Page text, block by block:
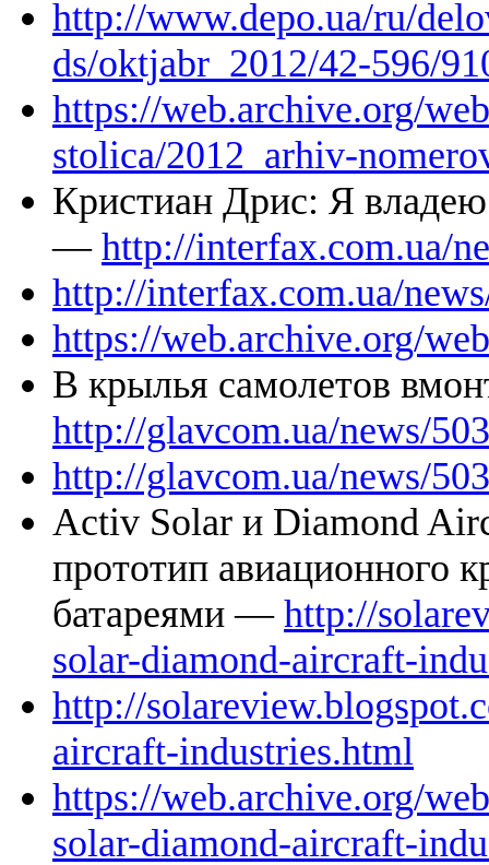
http://www.depo.ua/ru/
ds/oktjabr_2012/42-596/
https://web.archive.org/
stolica/2012_arhiv-
Кристиан Дрис: Я
— http://interfax.com.ua/
http://interfax.com.ua/
https://web.archive.org/
В крылья самолетов
http://glavcom.ua/news/
http://glavcom.ua/news/
Activ Solar и Diamond
прототип авиационного
батареями — http://
solar-diamond-aircraft-
http://
aircraft-industries.html
https://web.archive.org/
solar-diamond-aircraft-